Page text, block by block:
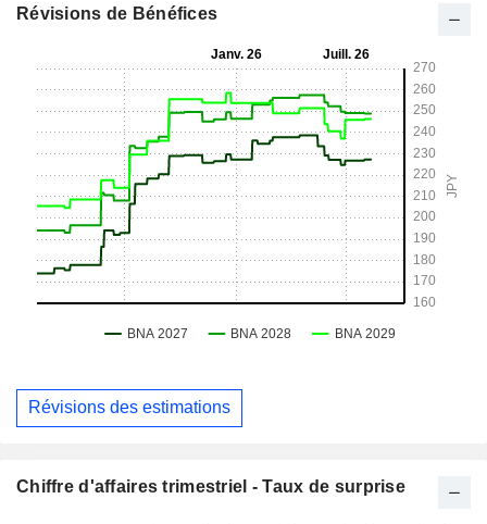
Révisions de Bénéfices
Révisions des estimations
Chiffre d'affaires trimestriel - Taux de surprise